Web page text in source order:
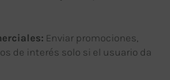
Enviar promociones,
de interés solo si el usuario da